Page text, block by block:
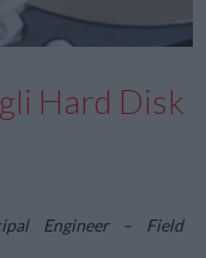
Hard Disk
Engineer – Field